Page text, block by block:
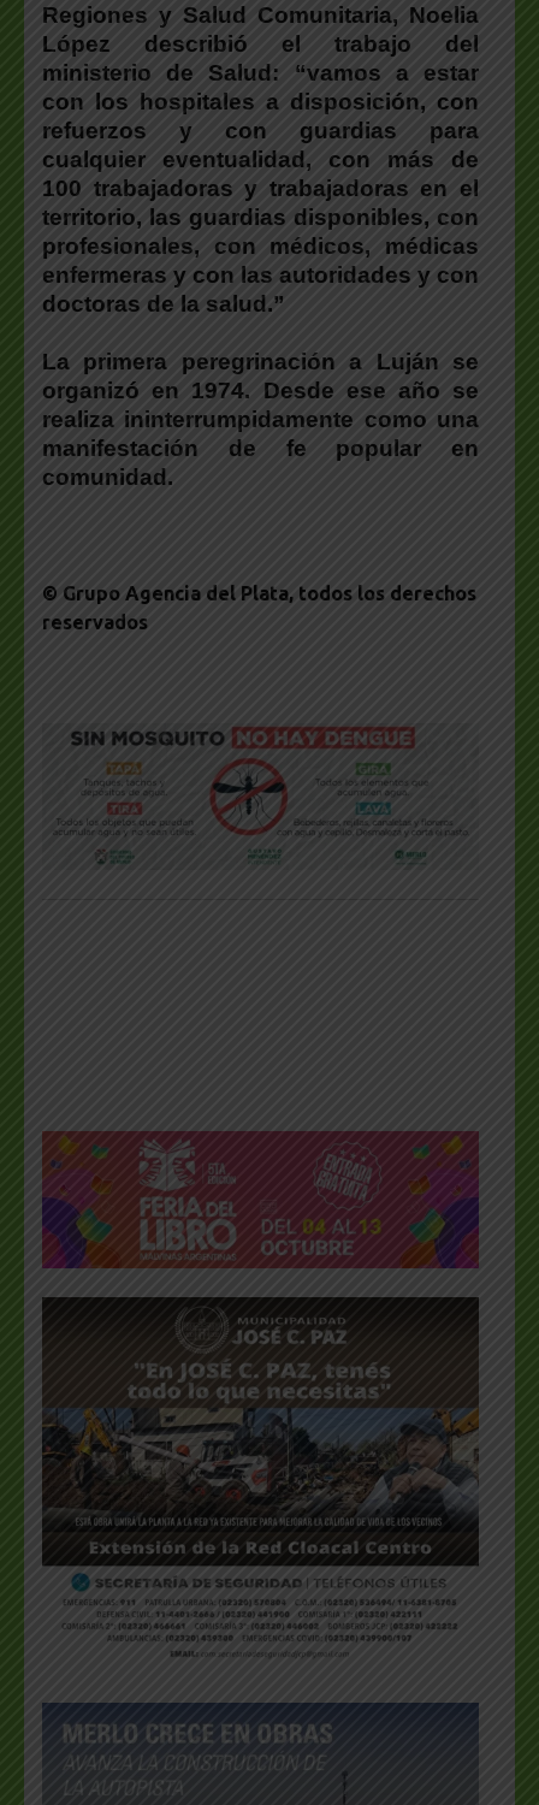
Regiones y Salud Comunitaria, Noelia
López describió el trabajo del
ministerio de Salud: “vamos a estar
con los hospitales a disposición, con
refuerzos y con guardias para
cualquier eventualidad, con más de
100 trabajadoras y trabajadoras en el
territorio, las guardias disponibles, con
profesionales, con médicos, médicas
enfermeras y con las autoridades y con
doctoras de la salud.”
La primera peregrinación a Luján se
organizó en 1974. Desde ese año se
realiza ininterrumpidamente como una
manifestación de fe popular en
comunidad.
© Grupo Agencia del Plata, todos los derechos
reservados